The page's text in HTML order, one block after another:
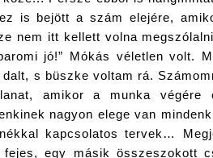
is bejött a szám elejére,
nem itt kellett volna
jó!” Mókás véletlen volt.
dalt, s büszke voltam rá.
amikor a munka végére
nagyon elege van
kapcsolatos tervek…
fejes, egy másik összeszokott